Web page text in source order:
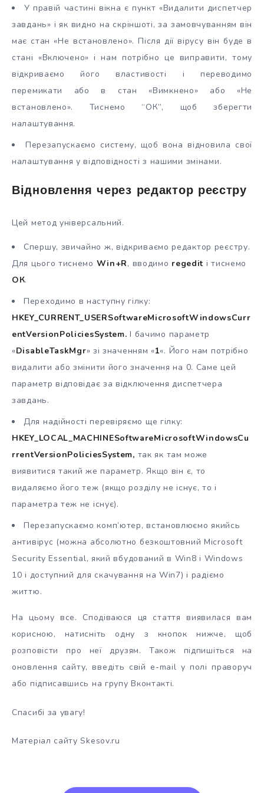
У правій частині вікна є пункт «Видалити диспетчер
завдань» і як видно на скріншоті, за замовчуванням він
має стан «Не встановлено». Після дії вірусу він буде в
стані «Включено» і нам потрібно це виправити, тому
відкриваємо його властивості і переводимо
перемикати або в стан «Вимкнено» або «Не
встановлено». Тиснемо “ОК”, щоб зберегти
налаштування.
Перезапускаємо систему, щоб вона відновила свої
налаштування у відповідності з нашими змінами.
Відновлення через редактор реєстру
Цей метод універсальний.
Спершу, звичайно ж, відкриваємо редактор реєстру.
Для цього тиснемо Win+R, вводимо regedit і тиснемо
ОК.
Переходимо в наступну гілку:
HKEY_CURRENT_USERSoftwareMicrosoftWindowsCurr
entVersionPoliciesSystem.І бачимо параметр
«DisableTaskMgr» зі значенням «1«. Його нам потрібно
видалити або змінити його значення на 0. Саме цей
параметр відповідає за відключення диспетчера
завдань.
Для надійності перевіряємо ще гілку:
HKEY_LOCAL_MACHINESoftwareMicrosoftWindowsCu
rrentVersionPoliciesSystem, так як там може
виявитися такий же параметр. Якщо він є, то
видаляємо його теж (якщо розділу не існує, то і
параметра теж не існує).
Перезапускаємо комп’ютер, встановлюємо якийсь
антивірус (можна абсолютно безкоштовний Microsoft
Security Essential, який вбудований в Win8 і Windows
10 і доступний для скачування на Win7) і радіємо
життю.
На цьому все. Сподіваюся ця стаття виявилася вам
корисною, натисніть одну з кнопок нижче, щоб
розповісти про неї друзям. Також підпишіться на
оновлення сайту, введіть свій e-mail у полі праворуч
або підписавшись на групу Вконтакті.
Спасибі за увагу!
Матеріал сайту Skesov.ru